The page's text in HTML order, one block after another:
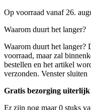
Op voorraad vanaf 26.
Waarom duurt het langer?
Waarom duurt het langer?
voorraad, maar zal
bestellen en het artikel
verzonden. Venster sluiten
Gratis bezorging uiterlijk
Er zijn nog maar 0 stuks